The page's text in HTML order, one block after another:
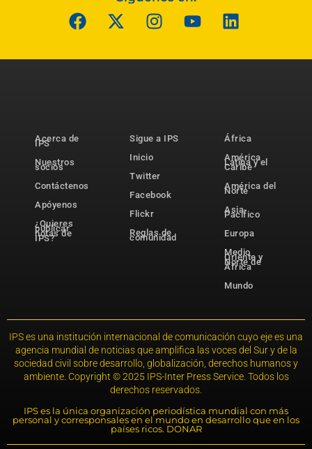
Acerca de
IPS
Nuestros
socios
Contáctenos
Apóyenos
¿Quieres
publicar
notas de
IPS?
Sigue a IPS
Inicio
Twitter
Facebook
Flickr
Reglas de
comunidad
África
América
Latina y el
Caribe
América del
Norte
Asia-
Pacífico
Europa
Medio
Oriente y
Norte de
África
Mundo
IPS es una institución internacional de comunicación cuyo eje es una
agencia mundial de noticias que amplifica las voces del Sur y de la
sociedad civil sobre desarrollo, globalización, derechos humanos y
ambiente. Copyright © 2025 IPS-Inter Press Service. Todos los
derechos reservados.
IPS es la única organización periodística mundial con más
personal y corresponsales en el mundo en desarrollo que en los
países ricos. DONAR